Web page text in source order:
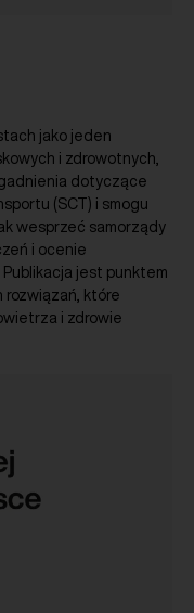
jako jeden
i zdrowotnych,
dotyczące
(SCT) i smogu
wesprzeć samorządy
i ocenie
jest punktem
rozwiązań, które
i zdrowie